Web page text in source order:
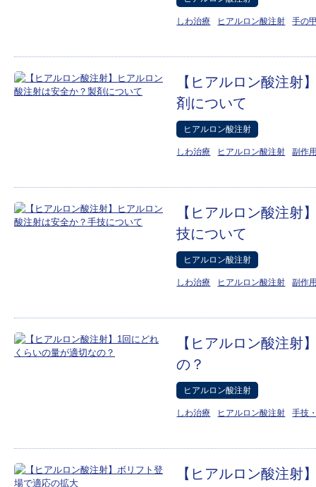
しわ治療 ヒアルロン酸注射 手の
【ヒアルロン酸注射
剤について
ヒアルロン酸注射
しわ治療 ヒアルロン酸注射 副作
【ヒアルロン酸注射
技について
ヒアルロン酸注射
しわ治療 ヒアルロン酸注射 副作
【ヒアルロン酸注射
の？
ヒアルロン酸注射
しわ治療 ヒアルロン酸注射 手技
【ヒアルロン酸注射